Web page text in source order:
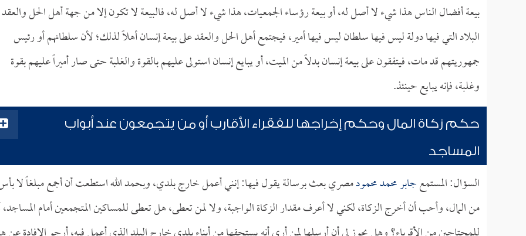
بيعة أفضال الناس هذا شيء لا أصل له، أو بيعة رؤساء الجمعيات، هذا شيء لا أصل له، فالبيعة لا تكون إلا من جهة أهل الحل
البلاد التي فيها دولة ليس فيها سلطان ليس فيها أمير، فيجتمع أهل الحل والعقد على بيعة إنسان أهلاً لذلك؛ لأن سلطانهم أو رئيس
جمهوريتهم قد مات، فيتفقون على بيعة إنسان بدلاً من الميت، أو يبايع إنسان استولى عليهم بالقوة والغلبة حتى صار أميراً عليهم بقوة
وغلبة، فإنه يبايع حينئذ.
حكم زكاة المال وحكم إخراجها للفقراء الأقارب أو من يتجمعون عند أبواب
المساجد
السؤال: المستمعجابر محمد محمودمصري بعث برسالة يقول فيها: إنني أعمل خارج بلدي، وبحمد الله استطعت أن أجمع مبلغاً لا
من المال، وأحب أن أخرج الزكاة، لكني لا أعرف مقدار الزكاة الواجبة، ولا لمن تعطى، هل تعطى للمساكين المتجمعين أمام المساجد،